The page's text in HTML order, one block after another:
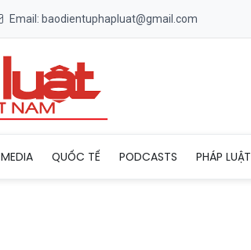
Email: baodientuphapluat@gmail.com
MEDIA QUỐC TẾ PODCASTS PHÁP LUẬT